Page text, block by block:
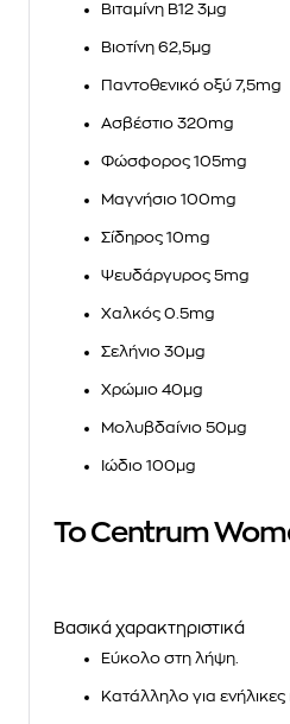
Βιταμίνη Β12 3µg
Βιοτίνη 62,5μg
Παντοθενικό οξύ 7,5mg
Ασβέστιο 320mg
Φώσφορος 105mg
Μαγνήσιο 100mg
Σίδηρος 10mg
Ψευδάργυρος 5mg
Χαλκός 0.5mg
Σελήνιο 30µg
Χρώμιο 40µg
Μολυβδαίνιο 50µg
Ιώδιο 100μg
Το Centrum
Βασικά χαρακτηριστικά
Εύκολο στη λήψη.
Κατάλληλο για